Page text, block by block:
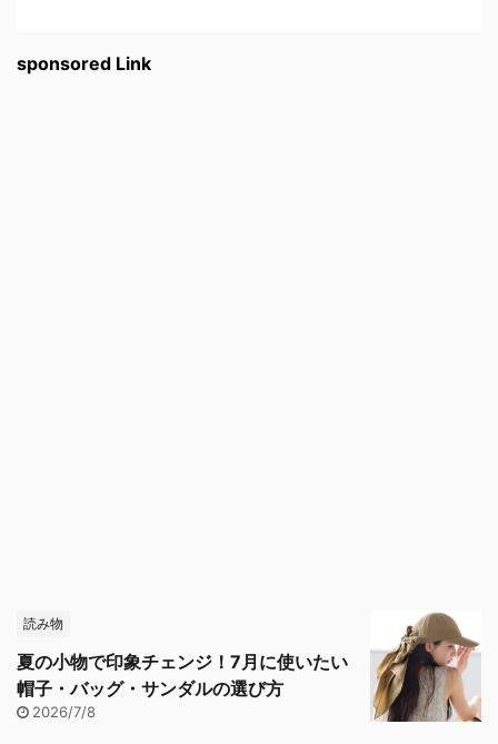
sponsored Link
読み物
夏の小物で印象チェンジ！7月に使いたい
帽子・バッグ・サンダルの選び方
2026/7/8